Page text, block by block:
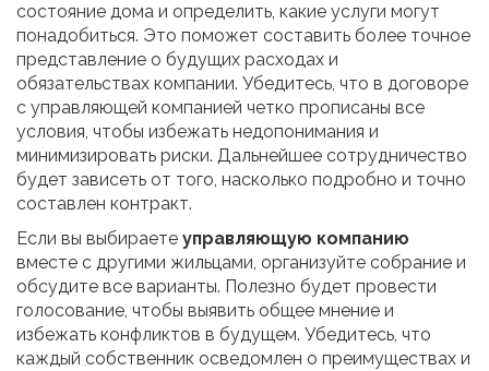
состояние дома и определить, какие услуги могут
понадобиться. Это поможет составить более точное
представление о будущих расходах и
обязательствах компании. Убедитесь, что в договоре
с управляющей компанией четко прописаны все
условия, чтобы избежать недопонимания и
минимизировать риски. Дальнейшее сотрудничество
будет зависеть от того, насколько подробно и точно
составлен контракт.
Если вы выбираете управляющую компанию
вместе с другими жильцами, организуйте собрание и
обсудите все варианты. Полезно будет провести
голосование, чтобы выявить общее мнение и
избежать конфликтов в будущем. Убедитесь, что
каждый собственник осведомлен о преимуществах и